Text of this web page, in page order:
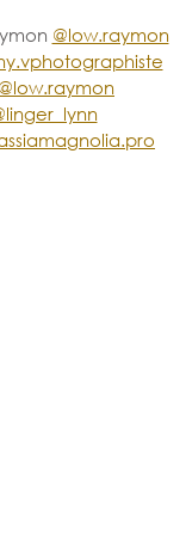
@low.raymon
@low.raymon